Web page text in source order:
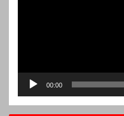
00:00